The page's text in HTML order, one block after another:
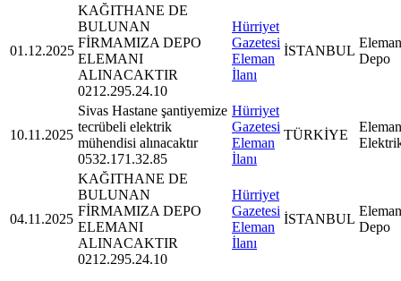
01.12.2025
KAĞITHANE DE
BULUNAN
FİRMAMIZA DEPO
ELEMANI
ALINACAKTIR
0212.295.24.10
Hürriyet
Gazetesi
Eleman
İlanı
İSTANBUL
Depo
10.11.2025
Sivas Hastane şantiyemize
tecrübeli elektrik
mühendisi alınacaktır
0532.171.32.85
Hürriyet
Gazetesi
Eleman
İlanı
TÜRKİYE
04.11.2025
KAĞITHANE DE
BULUNAN
FİRMAMIZA DEPO
ELEMANI
ALINACAKTIR
0212.295.24.10
Hürriyet
Gazetesi
Eleman
İlanı
İSTANBUL
Depo